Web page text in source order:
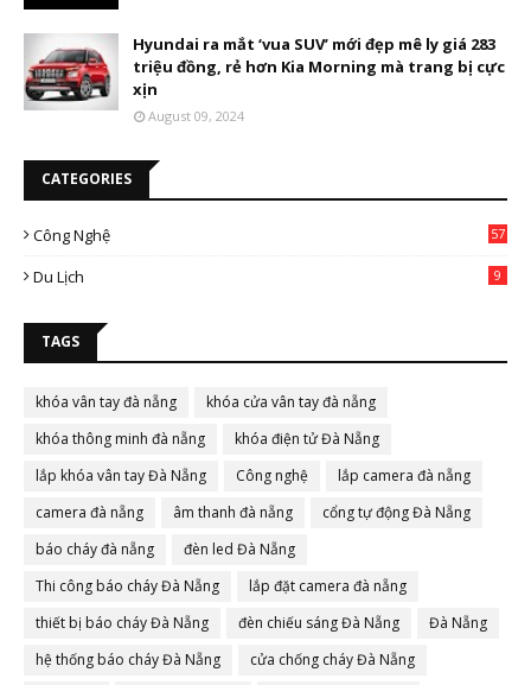
Hyundai ra mắt ‘vua SUV’ mới đẹp mê ly giá 283
triệu đồng, rẻ hơn Kia Morning mà trang bị cực
xịn
August 09, 2024
CATEGORIES
Công Nghệ 57
Du Lịch 9
TAGS
khóa vân tay đà nẵng
khóa cửa vân tay đà nẵng
khóa thông minh đà nẵng
khóa điện tử Đà Nẵng
lắp khóa vân tay Đà Nẵng
Công nghệ
lắp camera đà nẵng
camera đà nẵng
âm thanh đà nẵng
cổng tự động Đà Nẵng
báo cháy đà nẵng
đèn led Đà Nẵng
Thi công báo cháy Đà Nẵng
lắp đặt camera đà nẵng
thiết bị báo cháy Đà Nẵng
đèn chiếu sáng Đà Nẵng
Đà Nẵng
hệ thống báo cháy Đà Nẵng
cửa chống cháy Đà Nẵng